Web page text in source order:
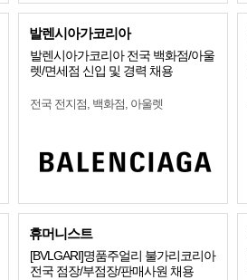
발렌시아가코리아
발렌시아가코리아 전국 백화점/아울
렛/면세점 신입 및 경력 채용
전국 전지점, 백화점, 아울렛
휴머니스트
[BVLGARI]명품주얼리 불가리코리아
전국 점장/부점장/판매사원 채용